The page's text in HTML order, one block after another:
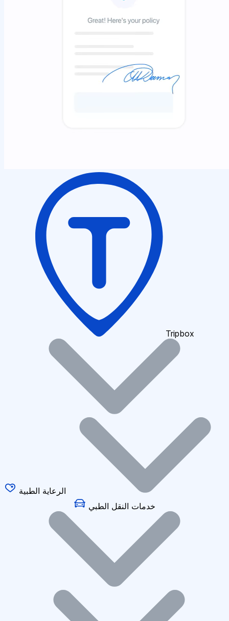
Tripbox
الرعاية الطبية
خدمات النقل الطبي